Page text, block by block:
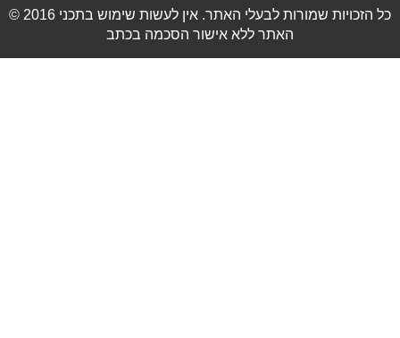
© 2016 כל הזכויות שמורות לבעלי האתר. אין לעשות שימוש בתכני
האתר ללא אישור הסכמה בכתב